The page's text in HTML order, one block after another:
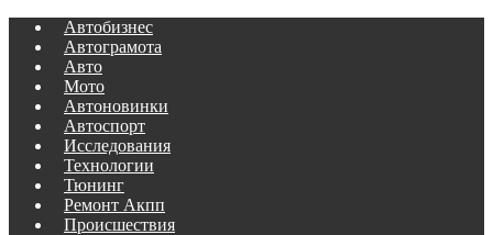
Автобизнес
Автограмота
Авто
Мото
Автоновинки
Автоспорт
Исследования
Технологии
Тюнинг
Ремонт Акпп
Происшествия